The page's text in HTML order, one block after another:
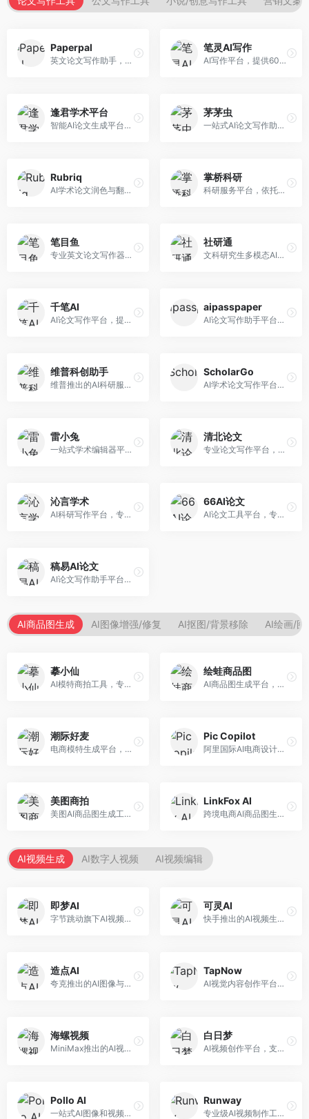
Paperpal
英文论文写作助手，专注于学术英语润色。面向需要发表国际期刊的研究者，提供语法检查、学术表达优化、格式规范等服务，英语表达地道专业。
笔灵AI写作
AI写作平台，提供600+写作模板。面向学生、职场人士和内容创作者，支持论文、公文、营销文案等多种文体，模板丰富，一键生成，写作效率大幅提升。
逢君学术平台
智能AI论文生成平台，支持查重检测。面向高校学生和研究人员，提供论文选题、内容生成、查重修改等一站式服务，学术写作流程完整。
茅茅虫
一站式AI论文写作助手，覆盖学术写作全场景。面向高校学生和科研人员，提供开题报告、文献综述、论文正文等写作服务，支持多学科多类型论文，操作简便。
Rubriq
AI学术论文润色与翻译平台。面向国际期刊投稿者，提供论文润色、翻译、格式调整等服务，支持多语言，学术表达专业规范。
掌桥科研
科研服务平台，依托3亿+真实文献数据库。面向学术研究者和学生，提供文献检索、论文写作、科研数据分析等服务，文献资源丰富，学术支持专业。
笔目鱼
专业英文论文写作器，支持学术论文全流程。面向留学生和国际期刊投稿者，提供英文论文撰写、润色、格式调整等服务，学术英语表达规范。
社研通
文科研究生多模态AI学术写作平台。面向文科研究生和社科研究者，提供文献综述、理论分析、定性研究辅助等服务，文科研究方法论支持完善。
千笔AI
AI论文写作平台，提供无限改稿服务。面向高校学生和学术研究者，支持论文选题、大纲生成、内容撰写、查重修改等全流程服务，改稿次数不限，服务质量有保障。
aipasspaper
AI论文写作助手平台，提供智能化的学术写作支持。面向大学生和研究人员，支持多种学科论文生成，提供参考文献管理和格式规范服务，写作效率高。
维普科创助手
维普推出的AI科研服务平台，整合学术资源与智能写作。面向科研人员和高校师生，提供文献检索、论文写作、查重检测等一站式服务，学术资源权威可靠。
ScholarGo
AI学术论文写作平台，专注于理工科领域的逻辑构建。面向理工科研究生和科研工作者，提供公式编辑、数据分析、论文结构优化等服务，理工科写作逻辑严谨。
雷小兔
一站式学术编辑器平台，覆盖论文写作全流程。面向高校学生和科研人员，提供选题分析、文献检索、论文生成、查重降重等服务，操作流程清晰，学术写作效率显著提升。
清北论文
专业论文写作平台，依托高校学术资源。面向本科生和研究生，提供论文指导、写作辅助、查重检测等服务，学术规范性强，适合追求高质量论文的用户。
沁言学术
AI科研写作平台，专注于学术研究辅助。面向研究生和科研工作者，提供文献分析、研究方法指导、论文撰写等服务，学术资源丰富，研究支持全面。
66AI论文
AI论文工具平台，专注于高质量低查重论文生成。面向大学生和研究生，提供论文写作、降重修改等服务，生成内容原创度高，查重率低。
稿易AI论文
AI论文写作助手平台，提供智能化学术写作支持。面向高校学生，支持多种论文类型生成，提供参考文献管理和格式规范服务，操作流程简单。
AI商品图生成 AI图像增强/修复 AI抠图/背景移除 AI绘画/图
摹小仙
AI模特商拍工具，专注于服装电商。面向服装电商卖家，提供虚拟模特试穿、商品展示图生成等服务，模特形象多样，拍摄成本低。
绘蛙商品图
AI商品图生成平台，支持模特换装和场景生成。面向电商卖家，提供商品上身效果展示、场景化商品图生成等服务，电商营销效果显著。
潮际好麦
电商模特生成平台，支持AI虚拟模特创作。面向服装和配饰电商，提供模特试穿、商品展示、营销素材生成等服务，模特形象可定制。
Pic Copilot
阿里国际AI电商设计工具，专注于跨境电商。面向跨境电商卖家，提供商品图优化、营销海报生成、多语言适配等服务，海外市场适配性强。
美图商拍
美图AI商品图生成工具，整合美图生态。面向电商卖家，提供商品图美化、模特替换、场景生成等服务，移动端操作便捷。
LinkFox AI
跨境电商AI商品图生成工具。面向跨境电商卖家，支持多语言商品图生成、模特替换、场景优化等服务，适配海外电商平台需求。
AI视频生成 AI数字人视频 AI视频编辑
即梦AI
字节跳动旗下AI视频创作平台，支持多模态内容生成。面向内容创作者和营销人员，提供文生视频、图生视频、智能剪辑等功能，中文理解能力强，创作效率高。
可灵AI
快手推出的AI视频生成平台，支持文生视频和图生视频，可生成长达2分钟的高质量视频内容。面向短视频创作者和营销人员，操作简便，生成效果逼真，适合商业推广和创意表达。
造点AI
夸克推出的AI图像与视频创作平台。面向普通用户和内容创作者，提供文生图、文生视频等功能，操作简便，与夸克生态深度整合。
TapNow
AI视觉内容创作平台，整合图像与视频生成能力。面向内容创作者，提供文生图、文生视频、智能编辑等服务，创作工具丰富，一站式体验便捷。
海螺视频
MiniMax推出的AI视频生成工具，支持高质量视频创作。面向内容创作者，提供文生视频、视频编辑等功能，生成速度快，视频效果自然流畅。
白日梦
AI视频创作平台，支持生成长达50分钟的长视频内容。面向长视频创作者和内容生产者，支持故事视频生成、视频编辑等功能，适合叙事性内容创作。
Pollo AI
一站式AI图像和视频创作平台，整合多种生成工具。面向内容创作者，提供文生图、文生视频、视频编辑等服务，创作工具全面，一站式体验便捷。
Runway
专业级AI视频制作工具，支持视频生成与编辑。面向影视制作人和创意工作者，提供文生视频、视频编辑、绿幕抠像等专业功能，视频处理能力强，适合专业创作场景。